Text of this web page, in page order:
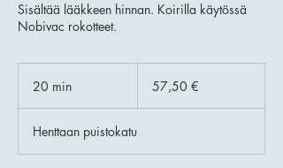
Sisältää lääkkeen hinnan. Koirilla käytössä
Nobivac rokotteet.
20 min
i
n
57,50 €
Henttaan puistokatu